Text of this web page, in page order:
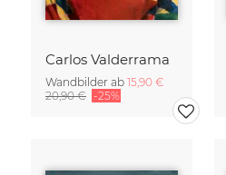
Carlos Valderrama
Wandbilder ab 15,90 €
20,90 € -25%